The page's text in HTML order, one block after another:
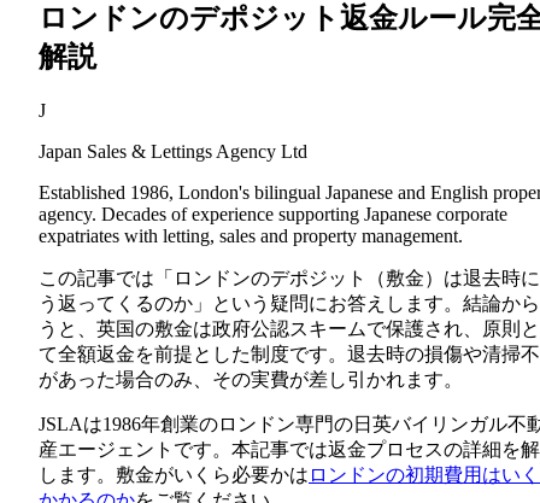
ロンドンのデポジット返金ルール完
解説
J
Japan Sales & Lettings Agency Ltd
Established 1986, London's bilingual Japanese and English
agency. Decades of experience supporting Japanese corporate
expatriates with letting, sales and property management.
この記事では「ロンドンのデポジット（敷金）は退去時
う返ってくるのか」という疑問にお答えします。結論か
うと、英国の敷金は政府公認スキームで保護され、原則
て全額返金を前提とした制度です。退去時の損傷や清掃
があった場合のみ、その実費が差し引かれます。
JSLAは1986年創業のロンドン専門の日英バイリンガル不
産エージェントです。本記事では返金プロセスの詳細を
します。敷金がいくら必要かは ロンドンの初期費用はい